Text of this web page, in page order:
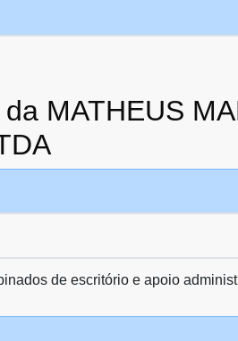
MATHEUS
de escritório e apoio